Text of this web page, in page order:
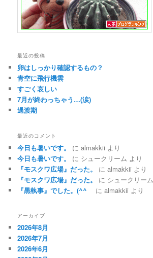
最近の投稿
卵はしっかり確認するもの？
青空に飛行機雲
すごく哀しい
7月が終わっちゃう…(涙)
過渡期
最近のコメント
今日も暑いです。 にalmakkii より
今日も暑いです。
に シュークリーム より
『モスクワ広場』だった。
にalmakkii より
『モスクワ広場』だった。
に シュークリーム
『黒執事』でした。(^^ゞ
にalmakkii より
アーカイブ
2026年8月
2026年7月
2026年6月